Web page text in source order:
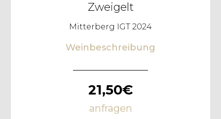
Zweigelt
Mitterberg IGT 2024
Weinbeschreibung
21,50€
anfragen